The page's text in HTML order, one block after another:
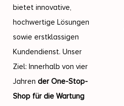
bietet innovative,
hochwertige Lösungen
sowie erstklassigen
Kundendienst. Unser
Ziel: Innerhalb von vier
Jahren der One-Stop-
Shop für die Wartung